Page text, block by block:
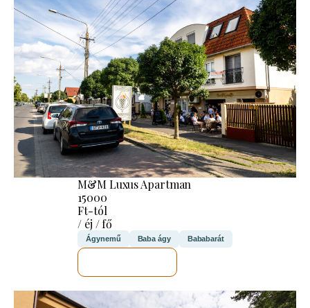
M&M Luxus Apartman
15000
Ft-tól
/ éj / fő
Ágynemű Baba ágy Bababarát